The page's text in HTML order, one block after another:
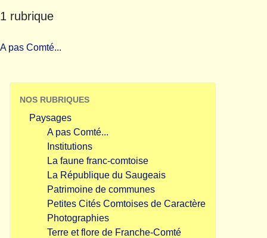
1 rubrique
A pas Comté...
NOS RUBRIQUES
Paysages
A pas Comté...
Institutions
La faune franc-comtoise
La République du Saugeais
Patrimoine de communes
Petites Cités Comtoises de Caractère
Photographies
Terre et flore de Franche-Comté